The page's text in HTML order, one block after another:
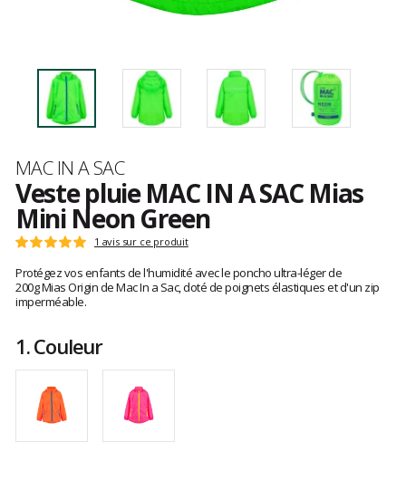
Marque
MAC IN A SAC
Veste pluie MAC IN A SAC Mias
Mini Neon Green
Les
clients
Note
:
5
sur
1 avis sur ce produit
Protégez vos enfants de l'humidité avec le poncho ultra-léger de
200g Mias Origin de Mac In a Sac, doté de poignets élastiques et d'un zip
imperméable.
1.Couleur